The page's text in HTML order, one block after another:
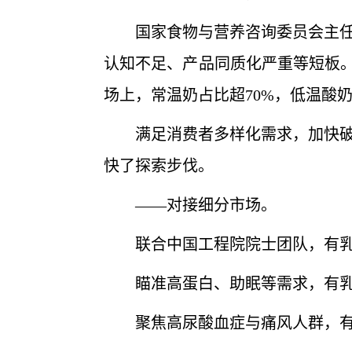
国家食物与营养咨询委员会主任
认知不足、产品同质化严重等短板
场上，常温奶占比超70%，低温酸
满足消费者多样化需求，加快破
快了探索步伐。
——对接细分市场。
联合中国工程院院士团队，有乳
瞄准高蛋白、助眠等需求，有乳
聚焦高尿酸血症与痛风人群，